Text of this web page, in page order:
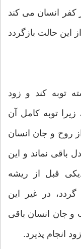
کفر انسان می کند
این حالت بازگردد
توبه کند و زود
توبه کامل آن
روح و جان انسان
باقی نماند و این
قبل از ریشه
در غیر این
و جان انسان باقی
انجام پذیرد.